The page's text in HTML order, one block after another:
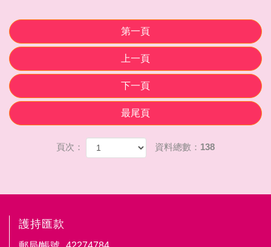
第一頁
上一頁
下一頁
最尾頁
頁次： 資料總數：138
護持匯款